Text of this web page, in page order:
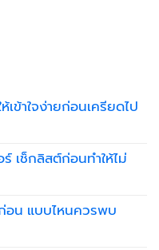
ข้าใจง่ายก่อนเครียดไป
เช็กลิสต์ก่อนทำให้ไม่
อน แบบไหนควรพบ